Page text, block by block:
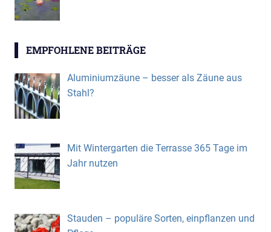
EMPFOHLENE BEITRÄGE
Aluminiumzäune – besser als Zäune aus
Stahl?
Mit Wintergarten die Terrasse 365 Tage im
Jahr nutzen
Stauden – populäre Sorten, einpflanzen und